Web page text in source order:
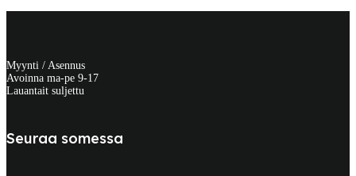
Myynti / Asennus
Avoinna ma-pe 9-17
Lauantait suljettu
Seuraa somessa